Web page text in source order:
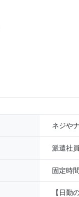
ネジや
派遣社員
固定時
【日勤